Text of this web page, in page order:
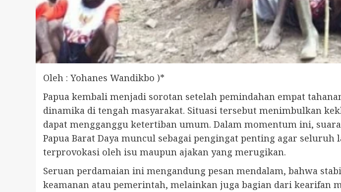
Oleh : Yohanes Wandikbo )*
Papua kembali menjadi sorotan setelah pemindahan empat
dinamika di tengah masyarakat. Situasi tersebut menimbulkan
dapat mengganggu ketertiban umum. Dalam momentum ini,
Papua Barat Daya muncul sebagai pengingat penting agar
terprovokasi oleh isu maupun ajakan yang merugikan.
Seruan perdamaian ini mengandung pesan mendalam, bahwa
keamanan atau pemerintah, melainkan juga bagian dari kearifan